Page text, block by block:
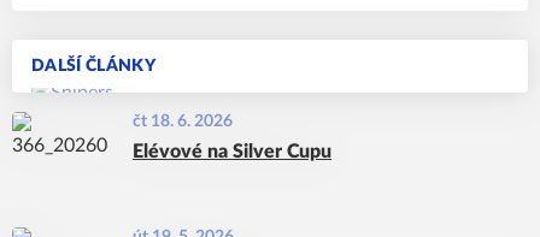
DALŠÍ ČLÁNKY
čt 18. 6. 2026
Elévové na Silver Cupu